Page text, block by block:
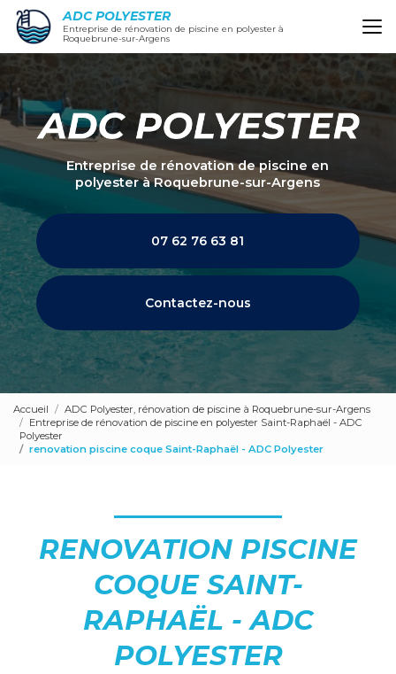
Aller
contenu
principal
ADC POLYESTER
Entreprise de rénovation de piscine en polyester à
Roquebrune-sur-Argens
Entreprise de rénovation de piscine en
polyesterà Roquebrune-sur-Argens
07 62 76 63 81
Contactez-nous
Accueil
ADC Polyester, rénovation de piscine à Roquebrune-sur-Argens
Entreprise de rénovation de piscine en polyester Saint-Raphaël - ADC
Polyester
renovation piscine coque Saint-Raphaël - ADC Polyester
RENOVATION PISCINE
COQUE SAINT-
RAPHAËL - ADC
POLYESTER